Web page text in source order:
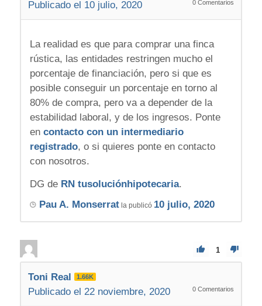
Publicado el 10 julio, 2020 0 Comentarios
La realidad es que para comprar una finca
rústica, las entidades restringen mucho el
porcentaje de financiación, pero si que es
posible conseguir un porcentaje en torno al
80% de compra, pero va a depender de la
estabilidad laboral, y de los ingresos. Ponte
en contacto con un intermediario
registrado, o si quieres ponte en contacto
con nosotros.
DG de RN tusoluciónhipotecaria.
Pau A. Monserratla publicó 10 julio, 2020
1
Toni Real 1.66K
Publicado el 22 noviembre, 2020 0 Comentarios